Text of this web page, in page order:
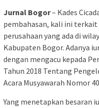
Jurnal Bogor– Kades
pembahasan, kali ini terkait
perusahaan yang ada di
Kabupaten Bogor. Adanya
dengan mengacu kepada
Tahun 2018 Tentang
Acara Musyawarah Nomor
Yang menetapkan besaran